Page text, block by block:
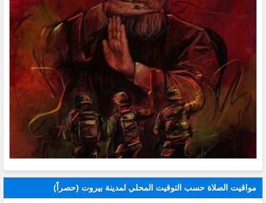
مواقيت الصلاة حسب التوقيت المحلي لمدينة بيروت (حصراً)